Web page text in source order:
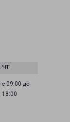
с 09:00 до
18:00